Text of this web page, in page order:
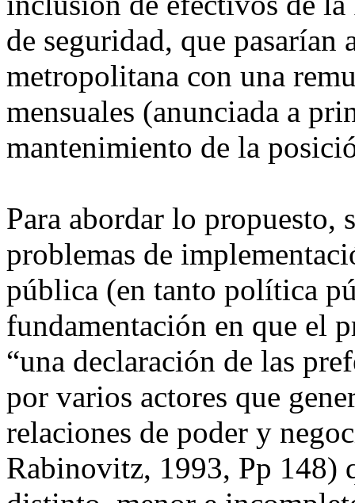
de seguridad, que
metropolitana con una
mensuales (anunciada a
mantenimiento de la
Para abordar lo propuesto,
problemas de
pública (en tanto política
fundamentación en que el
“una declaración de las
por varios actores que
relaciones de poder y
Rabinovitz, 1993, Pp 148)